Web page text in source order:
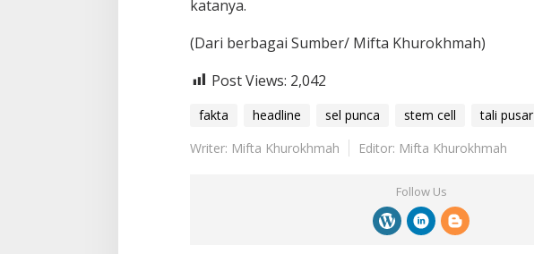
katanya.
(Dari berbagai Sumber/ Mifta Khurokhmah)
Post Views: 2,042
fakta headline sel punca stem cell tali pusar
Writer: Mifta Khurokhmah
Editor: Mifta Khurokhmah
Follow Us